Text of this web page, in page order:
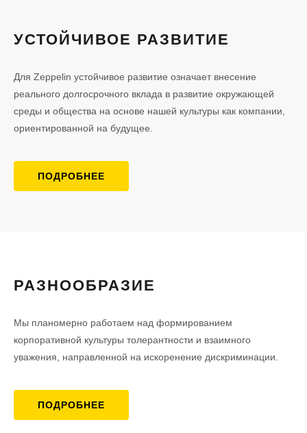
УСТОЙЧИВОЕ РАЗВИТИЕ
Для Zeppelin устойчивое развитие означает внесение
реального долгосрочного вклада в развитие окружающей
среды и общества на основе нашей культуры как компании,
ориентированной на будущее.
ПОДРОБНЕЕ
РАЗНООБРАЗИЕ
Мы планомерно работаем над формированием
корпоративной культуры толерантности и взаимного
уважения, направленной на искоренение дискриминации.
ПОДРОБНЕЕ